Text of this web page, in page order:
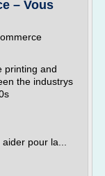
– Vous
printing and
the industrys
pour la...